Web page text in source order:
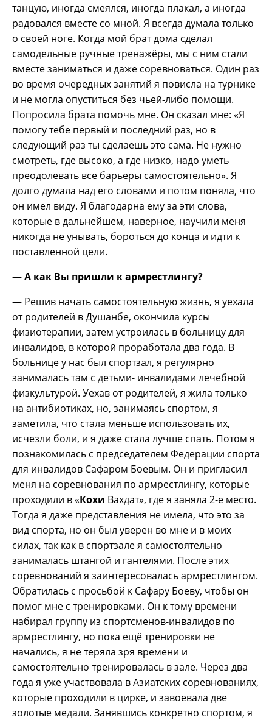
танцую, иногда смеялся, иногда плакал, а иногда
радовался вместе со мной. Я всегда думала только
о своей ноге. Когда мой брат дома сделал
самодельные ручные тренажёры, мы с ним стали
вместе заниматься и даже соревноваться. Один раз
во время очередных занятий я повисла на турнике
и не могла опуститься без чьей-либо помощи.
Попросила брата помочь мне. Он сказал мне: «Я
помогу тебе первый и последний раз, но в
следующий раз ты сделаешь это сама. Не нужно
смотреть, где высоко, а где низко, надо уметь
преодолевать все барьеры самостоятельно». Я
долго думала над его словами и потом поняла, что
он имел виду. Я благодарна ему за эти слова,
которые в дальнейшем, наверное, научили меня
никогда не унывать, бороться до конца и идти к
поставленной цели.
— А как Вы пришли к армрестлингу?
— Решив начать самостоятельную жизнь, я уехала
от родителей в Душанбе, окончила курсы
физиотерапии, затем устроилась в больницу для
инвалидов, в которой проработала два года. В
больнице у нас был спортзал, я регулярно
занималась там с детьми- инвалидами лечебной
физкультурой. Уехав от родителей, я жила только
на антибиотиках, но, занимаясь спортом, я
заметила, что стала меньше использовать их,
исчезли боли, и я даже стала лучше спать. Потом я
познакомилась с председателем Федерации спорта
для инвалидов Сафаром Боевым. Он и пригласил
меня на соревнования по армрестлингу, которые
проходили в «Кохи Вахдат», где я заняла 2-е место.
Тогда я даже представления не имела, что это за
вид спорта, но он был уверен во мне и в моих
силах, так как в спортзале я самостоятельно
занималась штангой и гантелями. После этих
соревнований я заинтересовалась армрестлингом.
Обратилась с просьбой к Сафару Боеву, чтобы он
помог мне с тренировками. Он к тому времени
набирал группу из спортсменов-инвалидов по
армрестлингу, но пока ещё тренировки не
начались, я не теряла зря времени и
самостоятельно тренировалась в зале. Через два
года я уже участвовала в Азиатских соревнованиях,
которые проходили в цирке, и завоевала две
золотые медали. Занявшись конкретно спортом, я